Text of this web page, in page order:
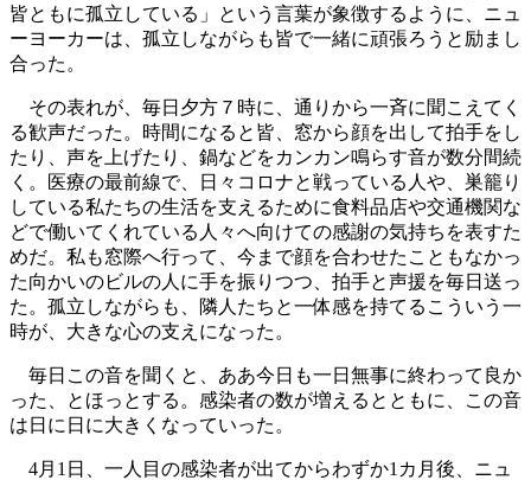
皆ともに孤立している」という言葉が象徴するように、ニュ
ーヨーカーは、孤立しながらも皆で一緒に頑張ろうと励まし
合った。
その表れが、毎日夕方７時に、通りから一斉に聞こえてく
る歓声だった。時間になると皆、窓から顔を出して拍手をし
たり、声を上げたり、鍋などをカンカン鳴らす音が数分間続
く。医療の最前線で、日々コロナと戦っている人や、巣籠り
している私たちの生活を支えるために食料品店や交通機関な
どで働いてくれている人々へ向けての感謝の気持ちを表すた
めだ。私も窓際へ行って、今まで顔を合わせたこともなかっ
た向かいのビルの人に手を振りつつ、拍手と声援を毎日送っ
た。孤立しながらも、隣人たちと一体感を持てるこういう一
時が、大きな心の支えになった。
毎日この音を聞くと、ああ今日も一日無事に終わって良か
った、とほっとする。感染者の数が増えるとともに、この音
は日に日に大きくなっていった。
4月1日、一人目の感染者が出てからわずか1カ月後、ニュ